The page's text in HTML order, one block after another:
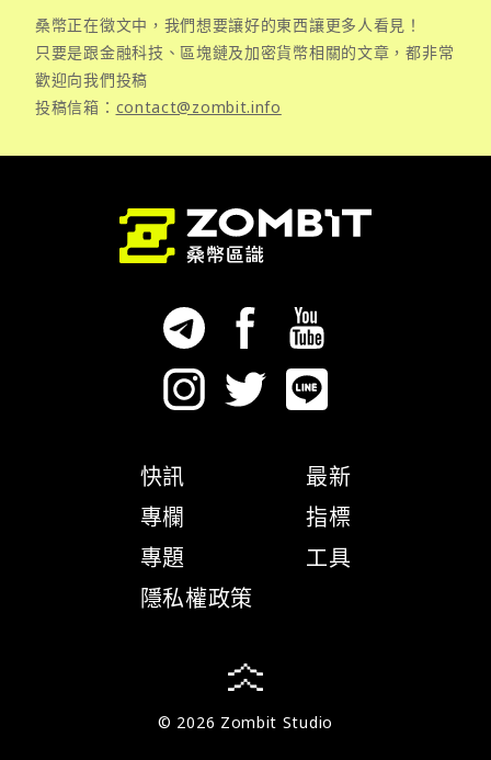
桑幣正在徵文中，我們想要讓好的東西讓更多人看見！
只要是跟金融科技、區塊鏈及加密貨幣相關的文章，都非常
歡迎向我們投稿
投稿信箱： contact@zombit.info
快訊
專欄
專題
隱私權政策
最新
指標
工具
© 2026 Zombit Studio